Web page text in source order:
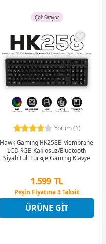
Çok Satıyor
Yorum (1)
Hawk Gaming HK258B Membrane
LCD RGB Kablosuz/Bluetooth
Siyah Full Türkçe Gaming Klavye
1.599 TL
Peşin Fiyatına 3 Taksit
12 Ay x 188 TL taksitle
Peşin Fiyatına 3 Taksit
ÜRÜNE GIT